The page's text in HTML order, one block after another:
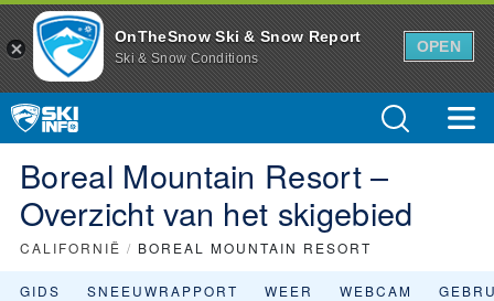
OnTheSnow Ski & Snow Report
Ski & Snow Conditions
OPEN
Boreal Mountain Resort –
Overzicht van het skigebied
CALIFORNIË / BOREAL MOUNTAIN RESORT
GIDS SNEEUWRAPPORT WEER WEBCAM
Skigebied Boreal Mountain Resort - Skifaciliteiten en